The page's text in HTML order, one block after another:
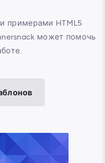
примерами HTML5
может помочь